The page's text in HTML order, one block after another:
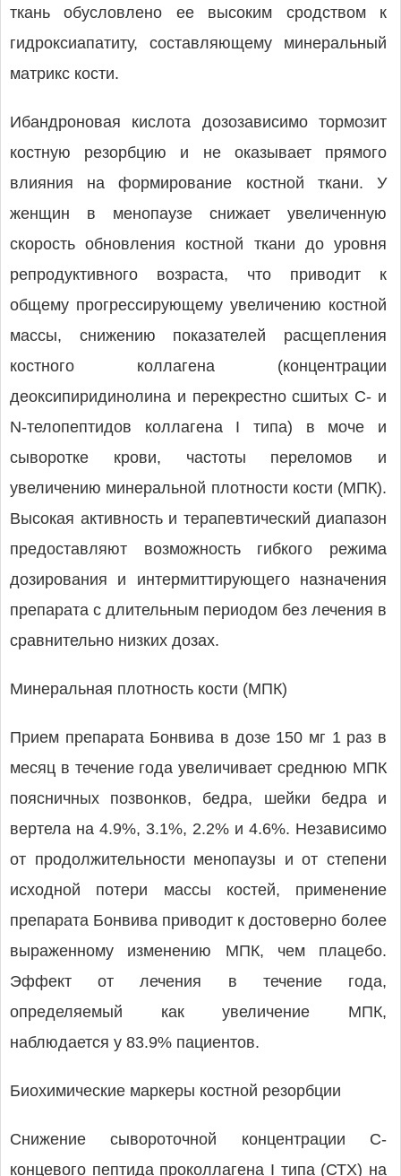
ткань обусловлено ее высоким сродством к
гидроксиапатиту, составляющему минеральный
матрикс кости.
Ибандроновая кислота дозозависимо тормозит
костную резорбцию и не оказывает прямого
влияния на формирование костной ткани. У
женщин в менопаузе снижает увеличенную
скорость обновления костной ткани до уровня
репродуктивного возраста, что приводит к
общему прогрессирующему увеличению костной
массы, снижению показателей расщепления
костного коллагена (концентрации
деоксипиридинолина и перекрестно сшитых С- и
N-телопептидов коллагена I типа) в моче и
сыворотке крови, частоты переломов и
увеличению минеральной плотности кости (МПК).
Высокая активность и терапевтический диапазон
предоставляют возможность гибкого режима
дозирования и интермиттирующего назначения
препарата с длительным периодом без лечения в
сравнительно низких дозах.
Минеральная плотность кости (МПК)
Прием препарата Бонвива в дозе 150 мг 1 раз в
месяц в течение года увеличивает среднюю МПК
поясничных позвонков, бедра, шейки бедра и
вертела на 4.9%, 3.1%, 2.2% и 4.6%. Независимо
от продолжительности менопаузы и от степени
исходной потери массы костей, применение
препарата Бонвива приводит к достоверно более
выраженному изменению МПК, чем плацебо.
Эффект от лечения в течение года,
определяемый как увеличение МПК,
наблюдается у 83.9% пациентов.
Биохимические маркеры костной резорбции
Снижение сывороточной концентрации С-
концевого пептида проколлагена I типа (СТХ) на